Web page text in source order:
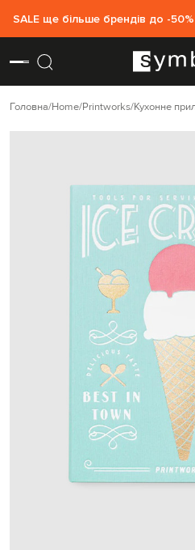
SALE ще більше брендів до -
Головна Home Printworks Кухонне